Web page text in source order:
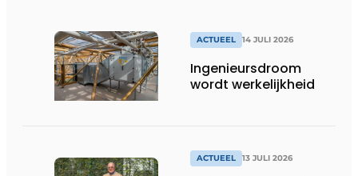
ACTUEEL 14 JULI 2026
Ingenieursdroom
wordt werkelijkheid
ACTUEEL 13 JULI 2026